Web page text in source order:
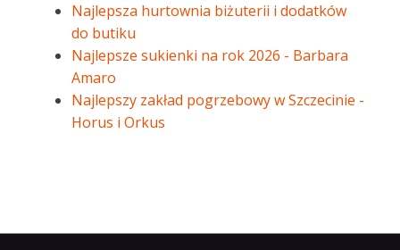
Najlepsza hurtownia biżuterii i dodatków
do butiku
Najlepsze sukienki na rok 2026 - Barbara
Amaro
Najlepszy zakład pogrzebowy w Szczecinie -
Horus i Orkus